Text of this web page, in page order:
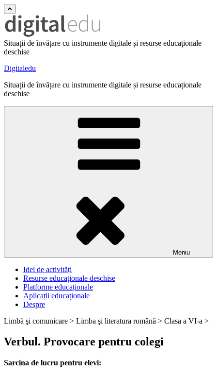
Situații de învățare cu instrumente digitale și resurse educaționale
deschise
Digitaledu
Situații de învățare cu instrumente digitale și resurse educaționale
deschise
Meniu
Idei de activități
Resurse educaționale deschise
Platforme educaționale
Aplicații educaționale
Despre
Limbă şi comunicare > Limba şi literatura română > Clasa a VI-a >
Verbul. Provocare pentru colegi
Sarcina de lucru pentru elevi: